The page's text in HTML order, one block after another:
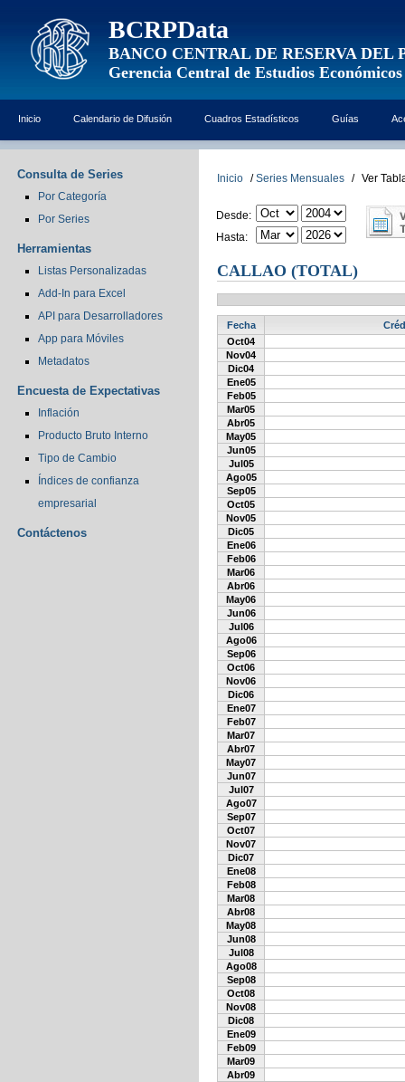
BCRPData
BANCO CENTRAL DE RESERVA DEL
Gerencia Central de Estudios Económicos
Inicio Calendario de Difusión Cuadros Estadísticos Guías
Consulta de Series
Por Categoría
Por Series
Herramientas
Listas Personalizadas
Add-In para Excel
API para Desarrolladores
App para Móviles
Metadatos
Encuesta de Expectativas
Inflación
Producto Bruto Interno
Tipo de Cambio
Índices de confianza
empresarial
Contáctenos
Inicio / Series Mensuales / Ver
Desde:
Hasta:
CALLAO (TOTAL)
Fecha
Oct04
Nov04
Dic04
Ene05
Feb05
Mar05
Abr05
May05
Jun05
Jul05
Ago05
Sep05
Oct05
Nov05
Dic05
Ene06
Feb06
Mar06
Abr06
May06
Jun06
Jul06
Ago06
Sep06
Oct06
Nov06
Dic06
Ene07
Feb07
Mar07
Abr07
May07
Jun07
Jul07
Ago07
Sep07
Oct07
Nov07
Dic07
Ene08
Feb08
Mar08
Abr08
May08
Jun08
Jul08
Ago08
Sep08
Oct08
Nov08
Dic08
Ene09
Feb09
Mar09
Abr09